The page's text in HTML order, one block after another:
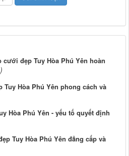
đẹp Tuy Hòa Phú Yên hoàn
Hòa Phú Yên phong cách và
Hòa Phú Yên - yếu tố quyết định
Tuy Hòa Phú Yên đẳng cấp và